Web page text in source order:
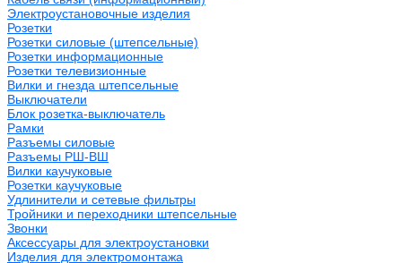
Электроустановочные изделия
Розетки
Розетки силовые (штепсельные)
Розетки информационные
Розетки телевизионные
Вилки и гнезда штепсельные
Выключатели
Блок розетка-выключатель
Рамки
Разъемы силовые
Разъемы РШ-ВШ
Вилки каучуковые
Розетки каучуковые
Удлинители и сетевые фильтры
Тройники и переходники штепсельные
Звонки
Аксессуары для электроустановки
Изделия для электромонтажа